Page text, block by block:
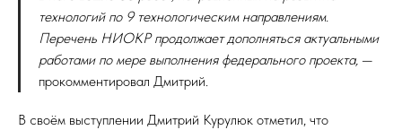
технологий по 9 технологическим направлениям.
Перечень НИОКР продолжает дополняться актуальными
работами по мере выполнения федерального проекта, —
прокомментировал Дмитрий.
В своём выступлении Дмитрий Курулюк отметил, что